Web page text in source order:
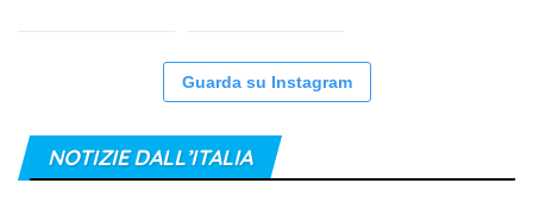
Guarda su Instagram
NOTIZIE DALL’ITALIA